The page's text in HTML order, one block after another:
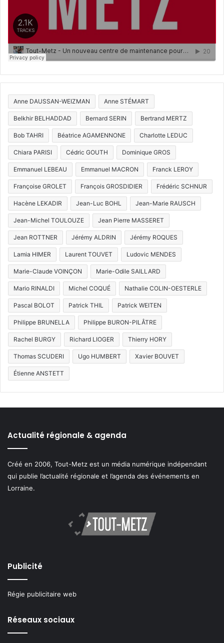
Anne DAUSSAN-WEIZMAN Anne STÉMART
Belkhir BELHADDAD Bernard SERIN Bertrand MERTZ
Bob TAHRI Béatrice AGAMENNONE Charlotte LEDUC
Chiara PARISI Cédric GOUTH Dominique GROS
Emmanuel LEBEAU Emmanuel MACRON Franck LEROY
Françoise GROLET François GROSDIDIER Frédéric SCHNUR
Hacène LEKADIR Jean-Luc BOHL Jean-Marie RAUSCH
Jean-Michel TOULOUZE Jean Pierre MASSERET
Jean ROTTNER Jérémy ALDRIN Jérémy ROQUES
Lamia HIMER Laurent TOUVET Ludovic MENDES
Marie-Claude VOINÇON Marie-Odile SAILLARD
Mario RINALDI Michel COQUÉ Nathalie COLIN-OESTERLE
Pascal BOLOT Patrick THIL Patrick WEITEN
Philippe BRUNELLA Philippe BURON-PILÂTRE
Rachel BURGY Richard LIOGER Thierry HORY
Thomas SCUDERI Ugo HUMBERT Xavier BOUVET
Étienne ANSTETT
Actualité régionale & agenda
Créé en 2006, Tout-Metz est un média numérique indépendant
qui publie l’actualité régionale et l’agenda des événements en
Lorraine.
Publicité
Régie publicitaire web
Réseaux sociaux